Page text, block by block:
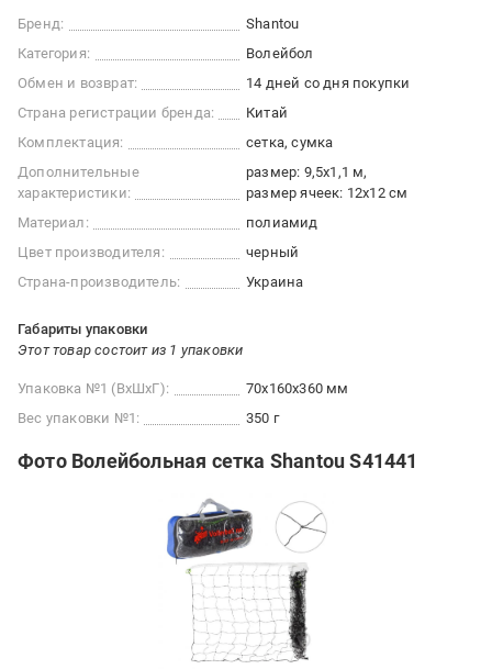
Бренд:
Shantou
Категория:
Волейбол
Обмен и возврат:
14 дней со дня покупки
Страна регистрации бренда:
Китай
Комплектация:
сетка, сумка
Дополнительные
характеристики:
размер: 9,5х1,1 м
размер ячеек: 12х12 см
Материал:
полиамид
Цвет производителя:
черный
Страна-производитель:
Украина
Габариты упаковки
Этот товар состоит из 1 упаковки
Упаковка №1 (ВхШхГ):
70x160x360 мм
Вес упаковки №1:
350 г
Фото Волейбольная сетка Shantou S41441